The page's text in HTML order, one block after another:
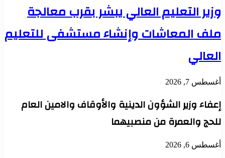
وزير التعليم العالي يبشر بقرب معالجة
ملف المعاشات وإنشاء مستشفى للتعليم
العالي
أغسطس 7, 2026
إعفاء وزير الشؤون الدينية والأوقاف والامين العام
للحج والعمرة من منصبيهما
أغسطس 6, 2026